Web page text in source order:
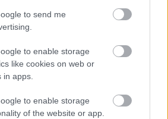
to send me
to enable storage
like cookies on web or
apps.
to enable storage
of the website or app.
már 545 madarat
HIRDETÉS